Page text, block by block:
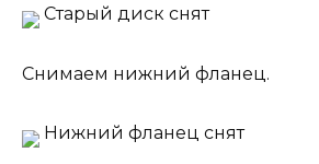
Старый диск снят
Снимаем нижний фланец.
Нижний фланец снят